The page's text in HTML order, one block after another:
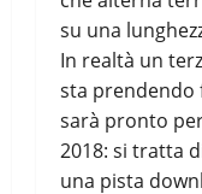
su una
In realtà un
sta prendendo
sarà pronto
2018: si tratta
una pista